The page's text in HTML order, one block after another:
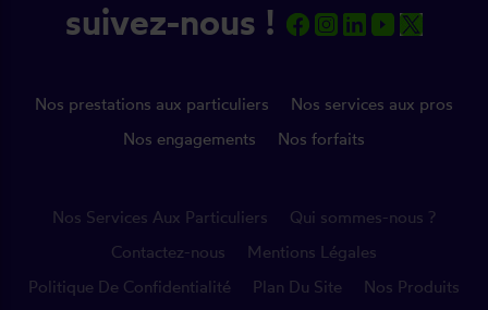
suivez-nous !
Nos prestations aux particuliers
Nos services aux pros
Nos engagements
Nos forfaits
Nos Services Aux Particuliers
Qui sommes-nous ?
Contactez-nous
Mentions Légales
Politique De Confidentialité
Plan Du Site
Nos Produits